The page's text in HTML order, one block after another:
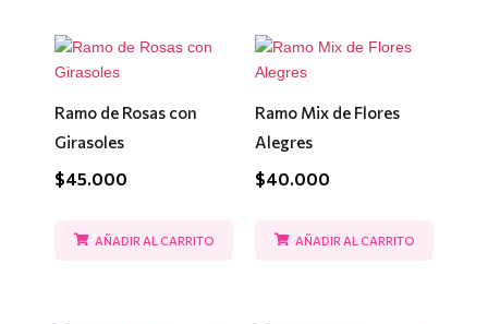
Ramo de Rosas con
Girasoles
$45.000
AÑADIR AL CARRITO
Ramo Mix de Flores
Alegres
$40.000
AÑADIR AL CARRITO